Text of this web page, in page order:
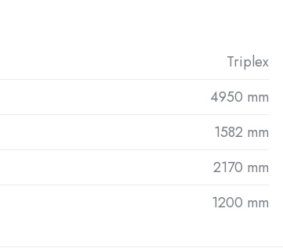
Triplex
4950 mm
1582 mm
2170 mm
1200 mm